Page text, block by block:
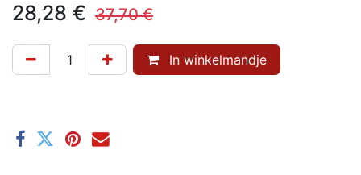
28,28 € 37,70€
In winkelmandje